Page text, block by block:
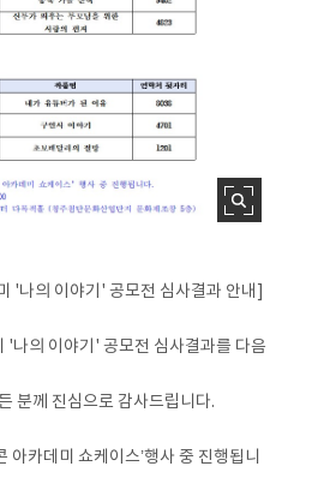
'나의 이야기' 공모전 심사결과 안내]
'나의 이야기' 공모전 심사결과를 다음
분께 진심으로 감사드립니다.
아카데미 쇼케이스’행사 중 진행됩니